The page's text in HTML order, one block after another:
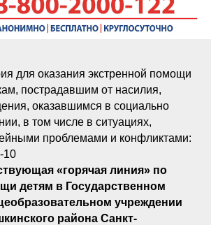
для оказания экстренной помощи
пострадавшим от насилия,
оказавшимся в социально
в том числе в ситуациях,
проблемами и конфликтами:
10
«горячая линия» по
детям в Государственном
учреждении
района Санкт-